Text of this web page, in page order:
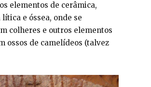
elementos de cerâmica,
e óssea, onde se
colheres e outros elementos
ossos de camelídeos (talvez